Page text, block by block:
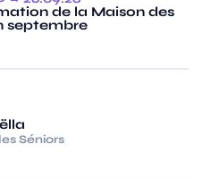
de la Maison des
septembre
Séniors